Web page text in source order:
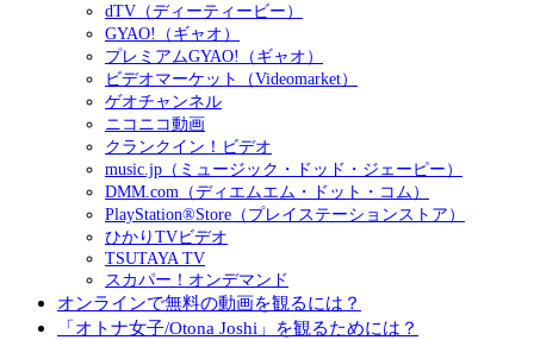
dTV（ディーティービー）
GYAO!（ギャオ）
プレミアムGYAO!（ギャオ）
ビデオマーケット（Videomarket）
ゲオチャンネル
ニコニコ動画
クランクイン！ビデオ
music.jp（ミュージック・ドッド・ジェーピー）
DMM.com（ディエムエム・ドット・コム）
PlayStation®Store（プレイステーションストア）
ひかりTVビデオ
TSUTAYA TV
スカパー！オンデマンド
オンラインで無料の動画を観るには？
「オトナ女子/Otona Joshi」を観るためには？